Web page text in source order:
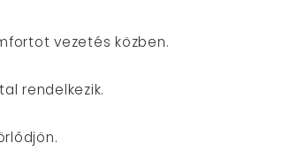
vezetés közben.
rendelkezik.